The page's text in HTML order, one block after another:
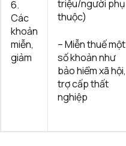
6.
Các
khoản
miễn,
giảm
triệu/người phụ
thuộc)
– Miễn thuế một
số khoản như
bảo hiểm xã hội,
trợ cấp thất
nghiệp